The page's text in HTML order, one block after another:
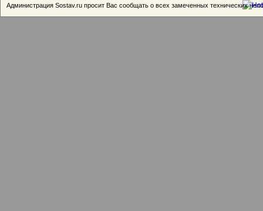
Администрация Sostav.ru просит Вас сообщать о всех замеченных технических